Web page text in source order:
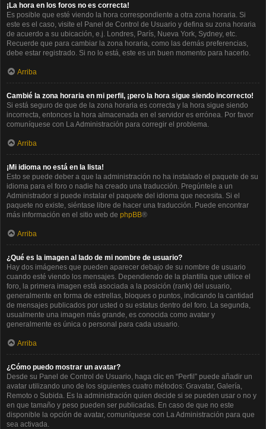
¡La hora en los foros no es correcta!
Es posible que esté viendo la hora correspondiente a otra zona horaria. Si
este es el caso, visite el Panel de Control de Usuario y defina su zona horaria
de acuerdo a su ubicación, e.j. Londres, París, Nueva York, Sydney, etc.
Recuerde que para cambiar la zona horaria, como las demás preferencias,
debe estar registrado. Si no lo está, este es un buen momento para hacerlo.
Arriba
Cambié la zona horaria en mi perfil, ¡pero la hora sigue siendo incorrecto!
Si está seguro de que de la zona horaria es correcta y la hora sigue siendo
incorrecta, entonces la hora almacenada en el servidor es errónea. Por favor
comuníquese con La Administración para corregir el problema.
Arriba
¡Mi idioma no está en la lista!
Esto se puede deber a que la administración no ha instalado el paquete de su
idioma para el foro o nadie ha creado una traducción. Pregúntele a un
Administrador si puede instalar el paquete del idioma que necesita. Si el
paquete no existe, siéntase libre de hacer una traducción. Puede encontrar
más información en el sitio web de phpBB®
Arriba
¿Qué es la imagen al lado de mi nombre de usuario?
Hay dos imágenes que pueden aparecer debajo de su nombre de usuario
cuando esté viendo los mensajes. Dependiendo de la plantilla que utilice el
foro, la primera imagen está asociada a la posición (rank) del usuario,
generalmente en forma de estrellas, bloques o puntos, indicando la cantidad
de mensajes publicados por usted o su estatus dentro del foro. La segunda,
usualmente una imagen más grande, es conocida como avatar y
generalmente es única o personal para cada usuario.
Arriba
¿Cómo puedo mostrar un avatar?
Desde su Panel de Control de Usuario, haga clic en “Perfil” puede añadir un
avatar utilizando uno de los siguientes cuatro métodos: Gravatar, Galería,
Remoto o Subida. Es la administración quien decide si se pueden usar o no y
en que tamaño y peso pueden ser publicadas. En caso de que no este
disponible la opción de avatar, comuníquese con La Administración para que
sea activada.